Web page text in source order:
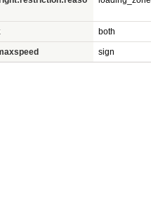
both
sign